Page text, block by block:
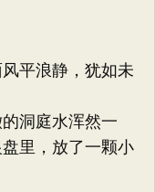
平浪静，犹如未
洞庭水浑然一
里，放了一颗小